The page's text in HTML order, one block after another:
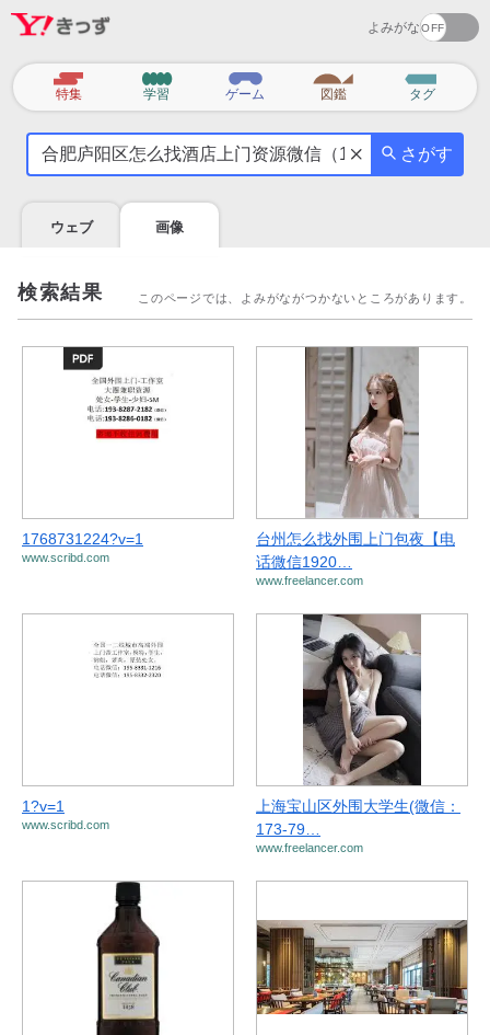
よみがな
カ
テ
特集 学習 ゲーム 図鑑 タグ
気
を
調
べ
よ
さがす
ウェブ 画像
検索結果 このページでは、よみがながつかないところがあります。
1768731224?v=1
www.scribd.com
台州怎么找外围上门包夜【电
话微信1920…
www.freelancer.com
1?v=1
www.scribd.com
上海宝山区外围大学生(微信：
173-79…
www.freelancer.com